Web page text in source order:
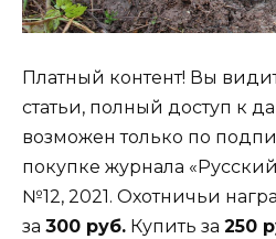
Платный контент! Вы
статьи, полный доступ к
возможен только по
покупке журнала
№12, 2021. Охотничьи
за 300 руб. Купить за 250